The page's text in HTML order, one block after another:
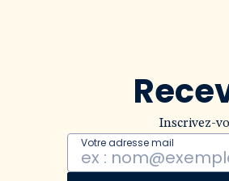
Inscrivez-
Votre adresse mail